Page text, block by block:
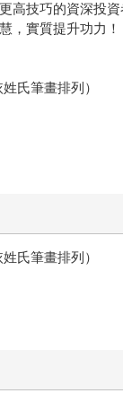
高技巧的資深投
，實質提升功力！
氏筆畫排列）
氏筆畫排列）